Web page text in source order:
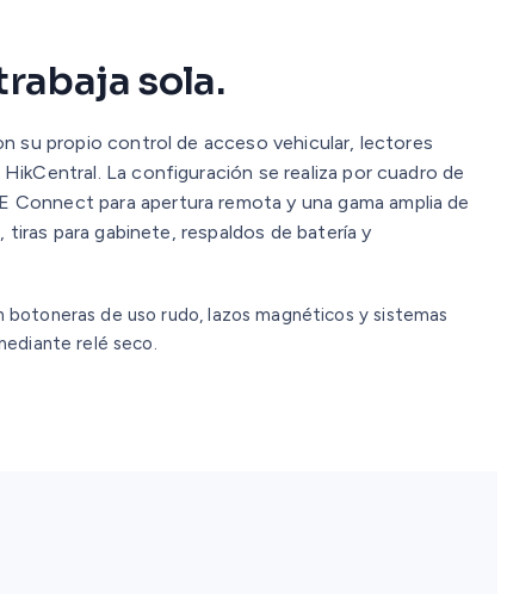
sola.
su propio control de acceso vehicular, lectores
La configuración se realiza por cuadro de
Connect para apertura remota y una gama amplia de
para gabinete, respaldos de batería y
botoneras de uso rudo, lazos magnéticos y sistemas
relé seco.